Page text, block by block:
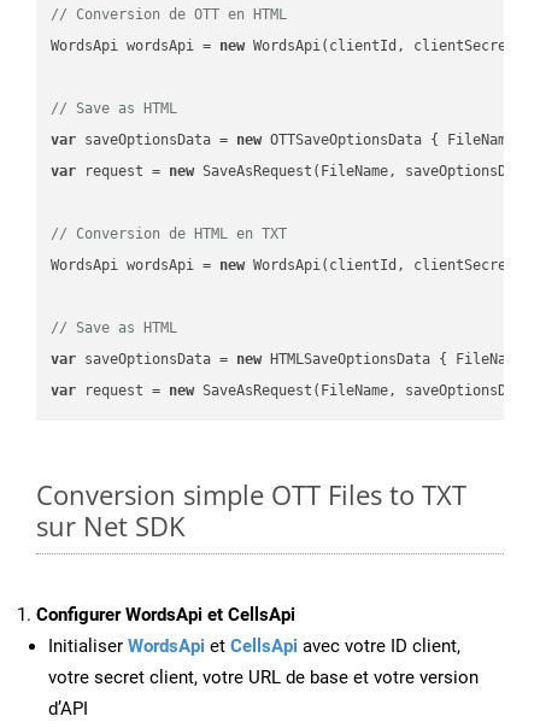
// Conversion de OTT en HTML
WordsApi wordsApi = new WordsApi(clientId, clientSecret);
// Save as HTML
var saveOptionsData = new OTTSaveOptionsData { FileName =
var request = new SaveAsRequest(FileName,
// Conversion de HTML en TXT
WordsApi wordsApi = new WordsApi(clientId, clientSecret);
// Save as HTML
var saveOptionsData = new HTMLSaveOptionsData { FileName
var request = new
Conversion simple OTT Files to TXT
sur Net SDK
Configurer WordsApi et CellsApi
Initialiser WordsApi et CellsApi avec votre ID client,
votre secret client, votre URL de base et votre version
d’API